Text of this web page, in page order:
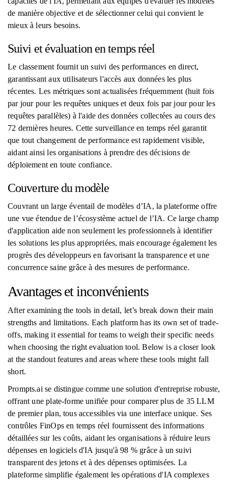
de manière objective et de sélectionner celui qui convient le
mieux à leurs besoins.
Suivi et évaluation en temps réel
Le classement fournit un suivi des performances en direct,
garantissant aux utilisateurs l'accès aux données les plus
récentes. Les métriques sont actualisées fréquemment (huit fois
par jour pour les requêtes uniques et deux fois par jour pour les
requêtes parallèles) à l'aide des données collectées au cours des
72 dernières heures. Cette surveillance en temps réel garantit
que tout changement de performance est rapidement visible,
aidant ainsi les organisations à prendre des décisions de
déploiement en toute confiance.
Couverture du modèle
Couvrant un large éventail de modèles d’IA, la plateforme offre
une vue étendue de l’écosystème actuel de l’IA. Ce large champ
d'application aide non seulement les professionnels à identifier
les solutions les plus appropriées, mais encourage également les
progrès des développeurs en favorisant la transparence et une
concurrence saine grâce à des mesures de performance.
Avantages et inconvénients
After examining the tools in detail, let’s break down their main
strengths and limitations. Each platform has its own set of trade-
offs, making it essential for teams to weigh their specific needs
when choosing the right evaluation tool. Below is a closer look
at the standout features and areas where these tools might fall
short.
Prompts.ai se distingue comme une solution d'entreprise robuste,
offrant une plate-forme unifiée pour comparer plus de 35 LLM
de premier plan, tous accessibles via une interface unique. Ses
contrôles FinOps en temps réel fournissent des informations
détaillées sur les coûts, aidant les organisations à réduire leurs
dépenses en logiciels d'IA jusqu'à 98 % grâce à un suivi
transparent des jetons et à des dépenses optimisées. La
plateforme simplifie également les opérations d'IA complexes